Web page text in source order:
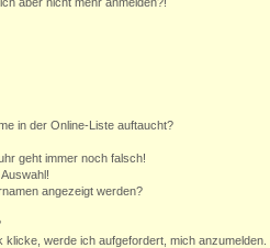
in der Online-Liste auftaucht?
geht immer noch falsch!
angezeigt werden?
werde ich aufgefordert, mich anzumelden.